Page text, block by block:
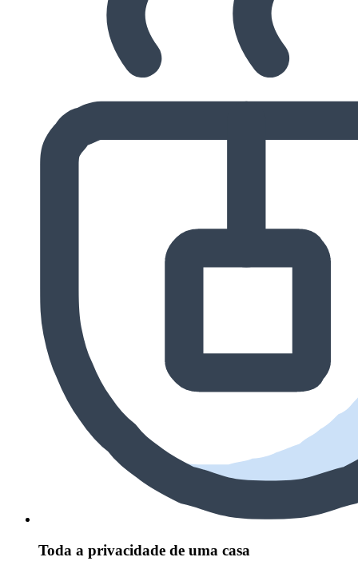
Toda a privacidade de uma casa